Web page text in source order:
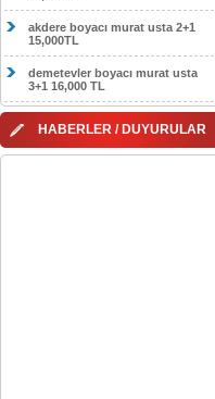
akdere boyacı murat usta 2+1
15,000TL
demetevler boyacı murat usta
3+1 16,000 TL
HABERLER / DUYURULAR